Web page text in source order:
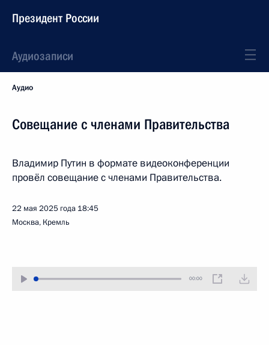
Президент России
Аудиозаписи
Аудио
Совещание с членами Правительства
Владимир Путин в формате видеоконференции
провёл совещание с членами Правительства.
22 мая 2025 года 18:45
Москва, Кремль
00:00